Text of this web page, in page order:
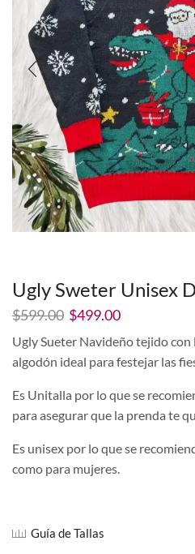
Ugly Sweter Unisex
$599.00 El
original
era:
$499.00El
actual
es:
Ugly Sueter Navideño tejido
algodón ideal para festejar las
Es Unitalla por lo que se
para asegurar que la prenda te
Es unisex por lo que se
como para mujeres.
Guía de Tallas